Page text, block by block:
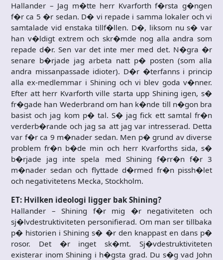
Hallander – Jag m�tte herr Kvarforth f�rsta g�ngen
f�r ca 5 �r sedan. D� vi repade i samma lokaler och vi
samtalade vid enstaka tillf�llen. D�, liksom nu s� var
han v�ldigt extrem och skr�mde nog alla andra som
repade d�r. Sen var det inte mer med det. N�gra �r
senare b�rjade jag arbeta natt p� posten (som alla
andra missanpassade idioter). D�r �terfanns i princip
alla ex-medlemmar i Shining och vi blev goda v�nner.
Efter att herr Kvarforth ville starta upp Shining igen, s�
fr�gade han Wederbrand om han k�nde till n�gon bra
basist och jag kom p� tal. S� jag fick ett samtal fr�n
verderb�rande och jag sa att jag var intresserad. Detta
var f�r ca 9 m�nader sedan. Men p� grund av diverse
problem fr�n b�de min och herr Kvarforths sida, s�
b�rjade jag inte spela med Shining f�rr�n f�r 3
m�nader sedan och flyttade d�rmed fr�n pissh�let
och negativitetens Mecka, Stockholm.
ET: Hvilken ideologi ligger bak Shining?
Hallander – Shining f�r mig �r negativiteten och
sj�lvdestruktiviteten personifierad. Om man ser tillbaka
p� historien i Shining s� �r den knappast en dans p�
rosor. Det �r inget sk�mt. Sj�vdestruktiviteten
existerar inom Shining i h�gsta grad. Du s�g vad John